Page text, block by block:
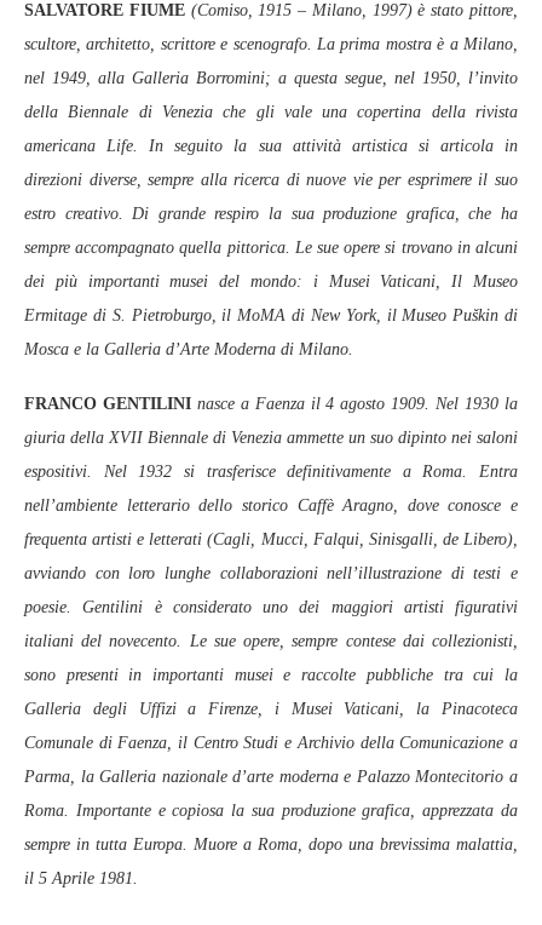
SALVATORE FIUME(Comiso, 1915 – Milano, 1997) è stato pittore,
scultore, architetto, scrittore e scenografo. La prima mostra è a Milano,
nel 1949, alla Galleria Borromini; a questa segue, nel 1950, l’invito
della Biennale di Venezia che gli vale una copertina della rivista
americana Life. In seguito la sua attività artistica si articola in
direzioni diverse, sempre alla ricerca di nuove vie per esprimere il suo
estro creativo. Di grande respiro la sua produzione grafica, che ha
sempre accompagnato quella pittorica. Le sue opere si trovano in alcuni
dei più importanti musei del mondo: i Musei Vaticani, Il Museo
Ermitage di S. Pietroburgo, il MoMA di New York, il Museo Puškin di
Mosca e la Galleria d’Arte Moderna di Milano.
FRANCO GENTILINI nasce a Faenza il 4 agosto 1909. Nel 1930 la
giuria della XVII Biennale di Venezia ammette un suo dipinto nei saloni
espositivi. Nel 1932 si trasferisce definitivamente a Roma. Entra
nell’ambiente letterario dello storico Caffè Aragno, dove conosce e
frequenta artisti e letterati (Cagli, Mucci, Falqui, Sinisgalli, de Libero),
avviando con loro lunghe collaborazioni nell’illustrazione di testi e
poesie. Gentilini è considerato uno dei maggiori artisti figurativi
italiani del novecento. Le sue opere, sempre contese dai collezionisti,
sono presenti in importanti musei e raccolte pubbliche tra cui la
Galleria degli Uffizi a Firenze, i Musei Vaticani, la Pinacoteca
Comunale di Faenza, il Centro Studi e Archivio della Comunicazione a
Parma, la Galleria nazionale d’arte moderna e Palazzo Montecitorio a
Roma. Importante e copiosa la sua produzione grafica, apprezzata da
sempre in tutta Europa. Muore a Roma, dopo una brevissima malattia,
il 5 Aprile 1981.